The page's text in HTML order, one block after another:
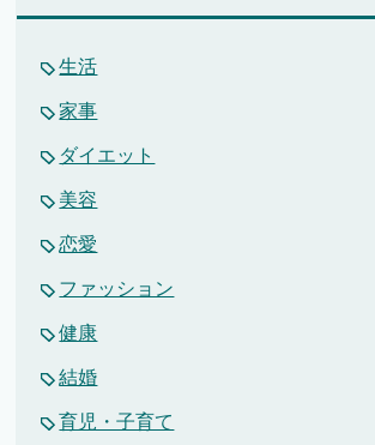
生活
家事
ダイエット
美容
恋愛
ファッション
健康
結婚
育児・子育て